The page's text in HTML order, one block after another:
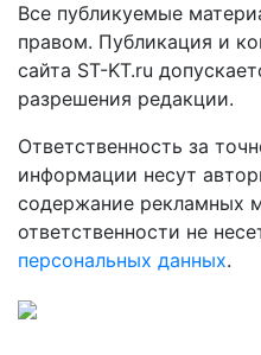
Все публикуемые
правом. Публикация и
сайта ST-KT.ru
разрешения редакции.
Ответственность за
информации несут
содержание рекламных
ответственности не
персональных данных.